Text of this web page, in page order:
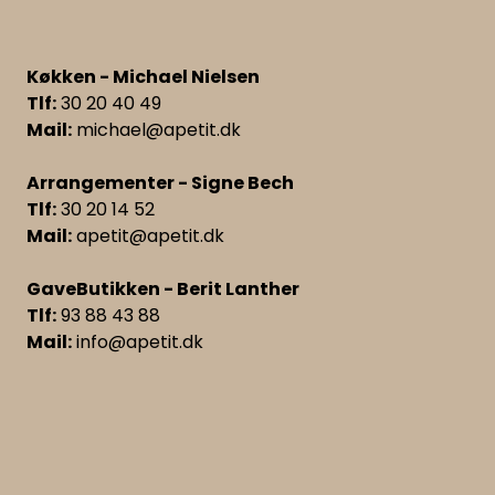
Køkken - Michael Nielsen
Tlf:30 20 40 49
Mail: michael@apetit.dk
Arrangementer - Signe Bech
Tlf:30 20 14 52
Mail:apetit@apetit.dk
GaveButikken - Berit Lanther
Tlf:93 88 43 88
Mail:info@apetit.dk